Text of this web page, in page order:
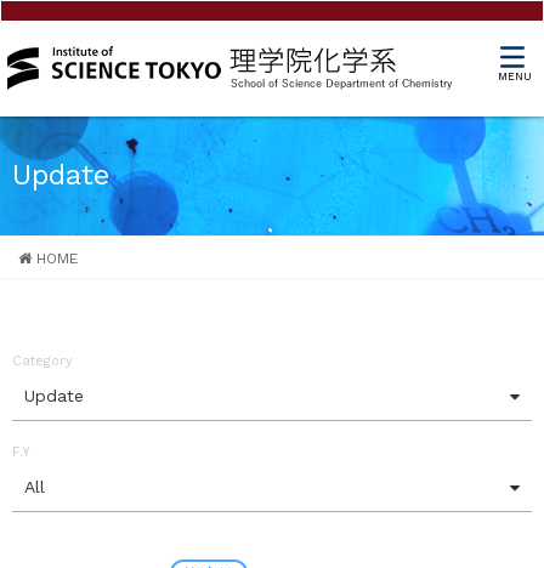
MENU
Update
HOME
Category
Update
F.Y
All